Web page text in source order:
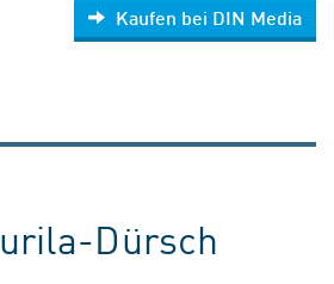
Kaufen bei DIN Media
Dürsch